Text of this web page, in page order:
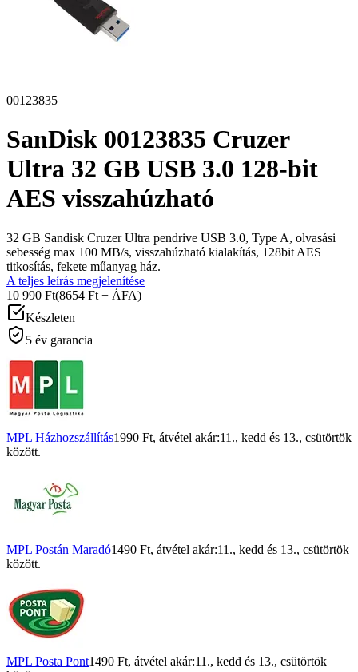
00123835
SanDisk 00123835 Cruzer
Ultra 32 GB USB 3.0 128-bit
AES visszahúzható
32 GB Sandisk Cruzer Ultra pendrive USB 3.0, Type A, olvasási
sebesség max 100 MB/s, visszahúzható kialakítás, 128bit AES
titkosítás, fekete műanyag ház.
A teljes leírás megjelenítése
10 990 Ft(8654 Ft + ÁFA)
Készleten
5 év garancia
MPL Házhozszállítás1990 Ft, átvétel akár:11., kedd és 13., csütörtök
között.
MPL Postán Maradó1490 Ft, átvétel akár:11., kedd és 13., csütörtök
között.
MPL Posta Pont1490 Ft, átvétel akár:11., kedd és 13., csütörtök